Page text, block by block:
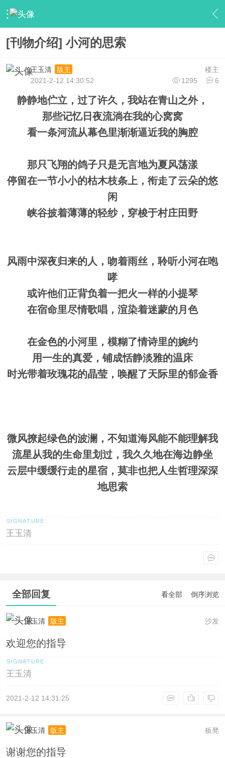
› 【大家刊物】 › 『纸媒刊物』 › 内容
[刊物介绍] 小河的思索
楼主
王玉清
版主
1295
6
2021-2-12 14:30:52
静静地伫立，过了许久，我站在青山之外，
那些记忆日夜流淌在我的心窝窝
看一条河流从幕色里渐渐逼近我的胸腔
那只飞翔的鸽子只是无言地为夏风荡漾
停留在一节小小的枯木枝条上，衔走了云朵的悠
闲
峡谷披着薄薄的轻纱，穿梭于村庄田野
风雨中深夜归来的人，吻着雨丝，聆听小河在咆
哮
或许他们正背负着一把火一样的小提琴
在宿命里尽情歌唱，渲染着迷蒙的月色
在金色的小河里，模糊了情诗里的婉约
用一生的真爱，铺成恬静淡雅的温床
时光带着玫瑰花的晶莹，唤醒了天际里的郁金香
微风撩起绿色的波澜，不知道海风能不能理解我
流星从我的生命里划过，我久久地在海边静坐
云层中缓缓行走的星宿，莫非也把人生哲理深深
地思索
王玉清
全部回复 看全部 倒序浏览
沙发
王玉清 版主
欢迎您的指导
王玉清
2021-2-12 14:31:25
板凳
王玉清 版主
谢谢您的指导